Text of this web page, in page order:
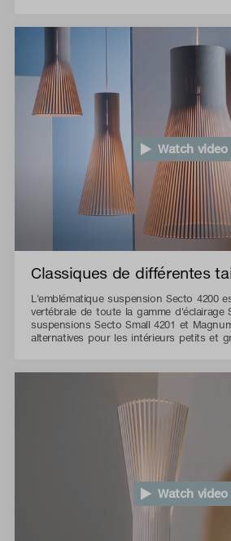
Watch video
Classiques de différentes
L'emblématique suspension Secto 4200
vertébrale de toute la gamme d'éclairage
suspensions Secto Small 4201 et
alternatives pour les intérieurs petits et
Watch video